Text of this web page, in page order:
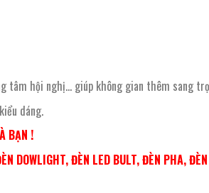
tâm hội nghị… giúp không gian thêm sang
dáng.
BẠN !
DOWLIGHT, ĐÈN LED BULT, ĐÈN PHA,